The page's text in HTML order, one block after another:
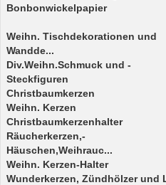
Bonbonwickelpapier
Weihn. Tischdekorationen und
Wandde...
Div.Weihn.Schmuck und -
Steckfiguren
Christbaumkerzen
Weihn. Kerzen
Christbaumkerzenhalter
Räucherkerzen,-
Häuschen,Weihrauc...
Weihn. Kerzen-Halter
Wunderkerzen, Zündhölzer und